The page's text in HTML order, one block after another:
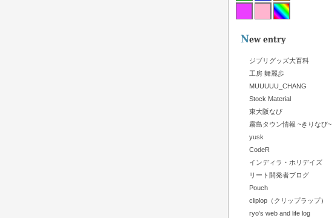
ジブリグッズ大百科
工房 舞麗歩
MUUUUU_CHANG
Stock Material
東大阪なび
霧島タウン情報 ~きりなび~
yusk
CodeR
インディラ・ホリデイズ
リート開発者ブログ
Pouch
cliplop（クリップラップ）
ryo’s web and life log